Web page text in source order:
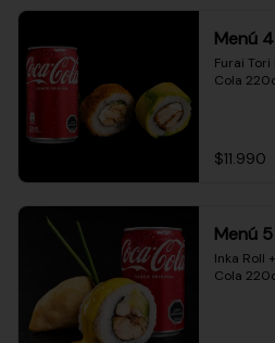
Menú 4
Furai
Cola
$11.990
Menú 5
Inka Roll
Cola